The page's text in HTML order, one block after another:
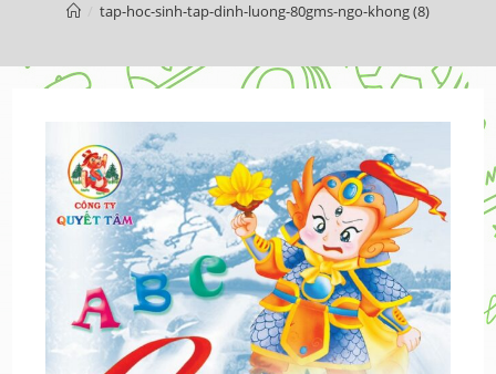
tap-hoc-sinh-tap-dinh-luong-80gms-ngo-khong (8)